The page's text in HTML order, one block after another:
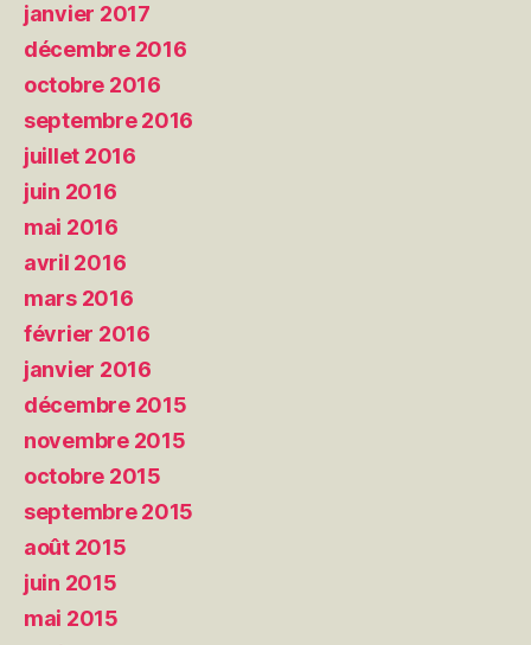
janvier 2017
décembre 2016
octobre 2016
septembre 2016
juillet 2016
juin 2016
mai 2016
avril 2016
mars 2016
février 2016
janvier 2016
décembre 2015
novembre 2015
octobre 2015
septembre 2015
août 2015
juin 2015
mai 2015